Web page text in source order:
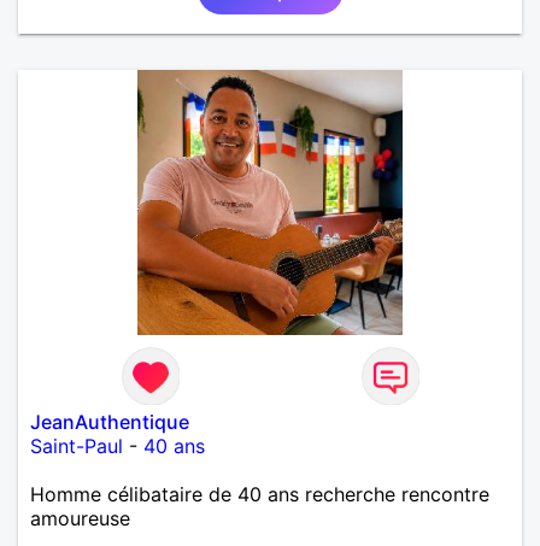
JeanAuthentique
Saint-Paul - 40 ans
Homme célibataire de 40 ans recherche rencontre
amoureuse